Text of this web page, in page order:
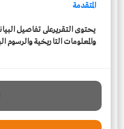
المتقدمة
يحتوى التقريرعلى تفاصيل
والمعلومات التاريخية والرسوم